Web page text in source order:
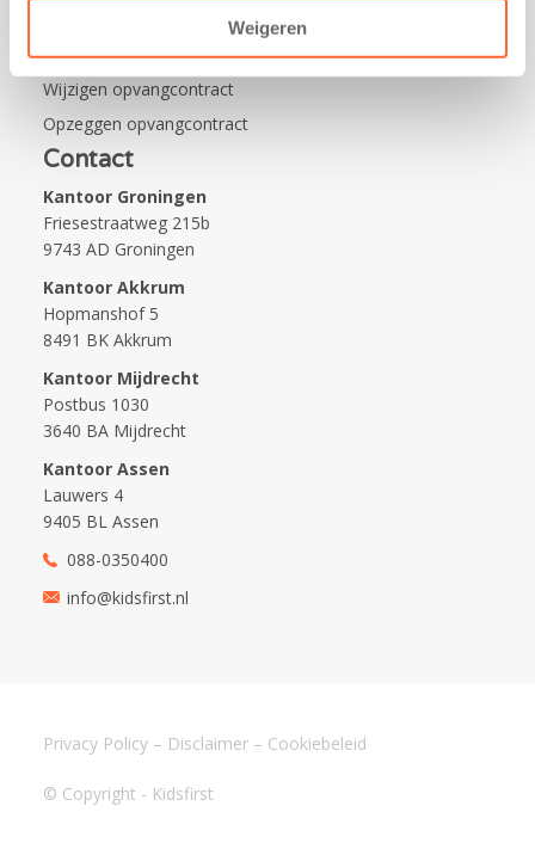
Weigeren
Nieuws over Kids First
Wijzigen opvangcontract
Opzeggen opvangcontract
Contact
Kantoor Groningen
Friesestraatweg 215b
9743 AD Groningen
Kantoor Akkrum
Hopmanshof 5
8491 BK Akkrum
Kantoor Mijdrecht
Postbus 1030
3640 BA Mijdrecht
Kantoor Assen
Lauwers 4
9405 BL Assen
088-0350400
info@kidsfirst.nl
© Copyright - Kidsfirst
Privacy Policy – Disclaimer – Cookiebeleid